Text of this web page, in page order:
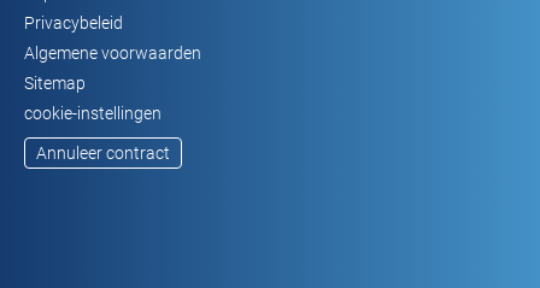
Privacybeleid
Algemene voorwaarden
Sitemap
cookie-instellingen
Annuleer contract